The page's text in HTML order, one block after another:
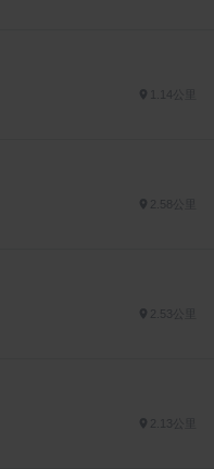
1.14公里
2.58公里
2.53公里